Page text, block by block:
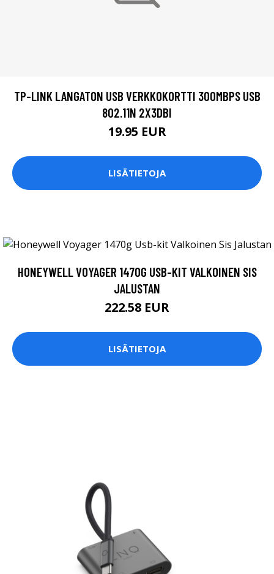
TP-LINK LANGATON USB VERKKOKORTTI 300MBPS USB
802.11N 2X3DBI
19.95 EUR
LISÄTIETOJA
HONEYWELL VOYAGER 1470G USB-KIT VALKOINEN SIS
JALUSTAN
222.58 EUR
LISÄTIETOJA